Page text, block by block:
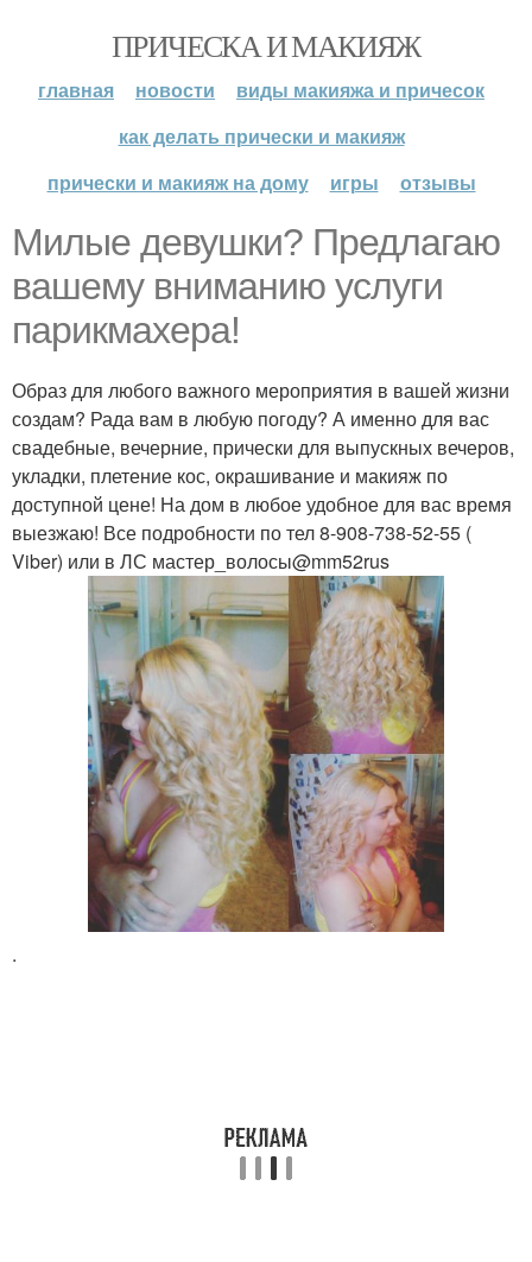
ПРИЧЕСКА И МАКИЯЖ
главная новости
виды макияжа и причесок
как делать прически и макияж
прически и макияж на дому
игры отзывы
Милые девушки? Предлагаю
вашему вниманию услуги
парикмахера!
Образ для любого важного мероприятия в вашей жизни
создам? Рада вам в любую погоду? А именно для вас
свадебные, вечерние, прически для выпускных вечеров,
укладки, плетение кос, окрашивание и макияж по
доступной цене! На дом в любое удобное для вас время
выезжаю! Все подробности по тел 8-908-738-52-55 (
Viber) или в ЛС мастер_волосы@mm52rus
.